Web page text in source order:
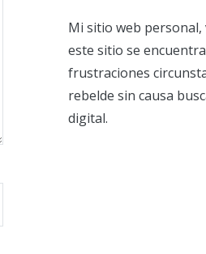
Mi sitio web personal,
este sitio se
frustraciones
rebelde sin causa
digital.